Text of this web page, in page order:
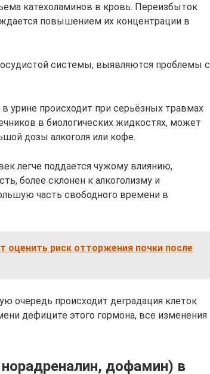
катехоламинов в кровь. Переизбыток
повышением их концентрации в
системы, выявляются проблемы с
урине происходит при серьёзных травмах
в биологических жидкостях, может
дозы алкоголя или кофе.
легче поддается чужому влиянию,
более склонен к алкоголизму и
часть свободного времени в
оценить риск отторжения почки после
очередь происходит деградация клеток
дефиците этого гормона, все изменения
дофамин) в